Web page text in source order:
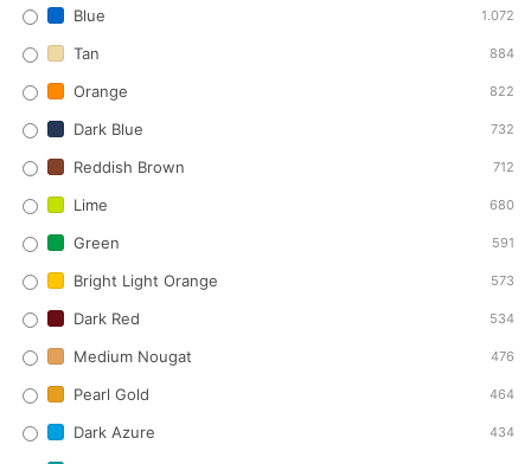
Blue 1.072
Tan 884
Orange 822
Dark Blue 732
Reddish Brown 712
Lime 680
Green 591
Bright Light Orange 573
Dark Red 534
Medium Nougat 476
Pearl Gold 464
Dark Azure 434